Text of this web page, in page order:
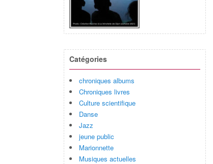
Catégories
chroniques albums
Chroniques livres
Culture scientifique
Danse
Jazz
jeune public
Marionnette
Musiques actuelles